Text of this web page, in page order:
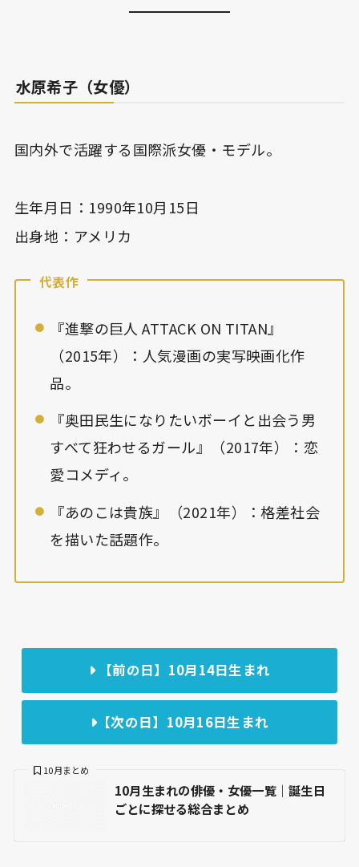
水原希子（女優）
国内外で活躍する国際派女優・モデル。
生年月日：1990年10月15日
出身地：アメリカ
代表作
『進撃の巨人 ATTACK ON TITAN』
（2015年）：人気漫画の実写映画化作
品。
『奥田民生になりたいボーイと出会う男
すべて狂わせるガール』（2017年）：恋
愛コメディ。
『あのこは貴族』（2021年）：格差社会
を描いた話題作。
【前の日】10月14日生まれ
【次の日】10月16日生まれ
10月生まれの俳優・女優一覧｜誕生日
ごとに探せる総合まとめ
10月まとめ